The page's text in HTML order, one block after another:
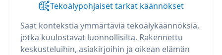
Tekoälypohjaiset tarkat käännökset
Saat kontekstia ymmärtäviä tekoälykäännöksiä,
jotka kuulostavat luonnollisilta. Rakennettu
keskusteluihin, asiakirjoihin ja oikean elämän